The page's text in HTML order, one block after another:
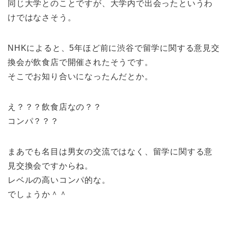
同じ大学とのことですが、大学内で出会ったというわ
けではなさそう。
NHKによると、5年ほど前に渋谷で留学に関する意見交
換会が飲食店で開催されたそうです。
そこでお知り合いになったんだとか。
え？？？飲食店なの？？
コンパ？？？
まあでも名目は男女の交流ではなく、留学に関する意
見交換会ですからね。
レベルの高いコンパ的な。
でしょうか＾＾